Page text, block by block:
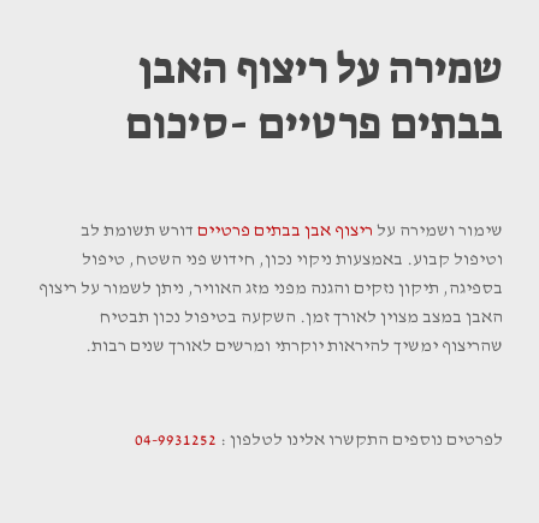
שמירה על ריצוף האבן
בבתים פרטיים -סיכום
שימור ושמירה על ריצוף אבן בבתים פרטיים דורש תשומת לב
וטיפול קבוע. באמצעות ניקוי נכון, חידוש פני השטח, טיפול
בספיגה, תיקון נזקים והגנה מפני מזג האוויר, ניתן לשמור על ריצוף
האבן במצב מצוין לאורך זמן. השקעה בטיפול נכון תבטיח
שהריצוף ימשיך להיראות יוקרתי ומרשים לאורך שנים רבות.
לפרטים נוספים התקשרו אלינו לטלפון : 04-9931252